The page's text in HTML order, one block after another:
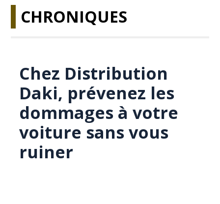
CHRONIQUES
Chez Distribution
Daki, prévenez les
dommages à votre
voiture sans vous
ruiner